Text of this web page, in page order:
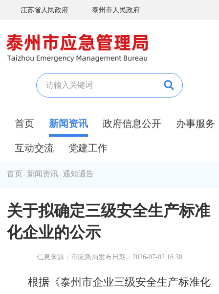
江苏省人民政府 泰州市人民政府
首页 新闻资讯 政府信息公开 办事服务
互动交流 党建工作
首页 > 新闻资讯 > 通知通告
关于拟确定三级安全生产标准
化企业的公示
信息来源：市应急局发布日期：2026-07-02 16:38
根据《泰州市企业三级安全生产标准化